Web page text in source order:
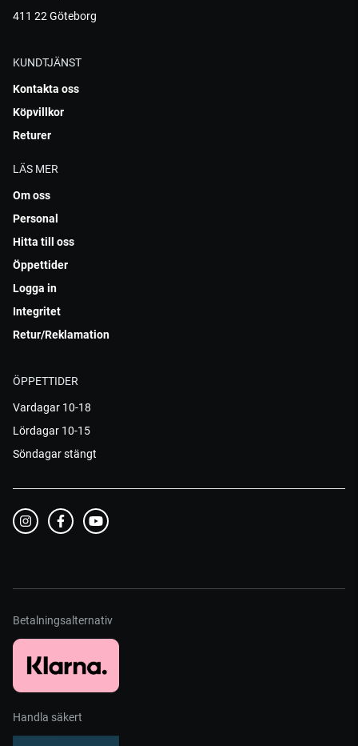
411 22 Göteborg
KUNDTJÄNST
Kontakta oss
Köpvillkor
Returer
LÄS MER
Om oss
Personal
Hitta till oss
Öppettider
Logga in
Integritet
Retur/Reklamation
ÖPPETTIDER
Vardagar 10-18
Lördagar 10-15
Söndagar stängt
Betalningsalternativ
Handla säkert